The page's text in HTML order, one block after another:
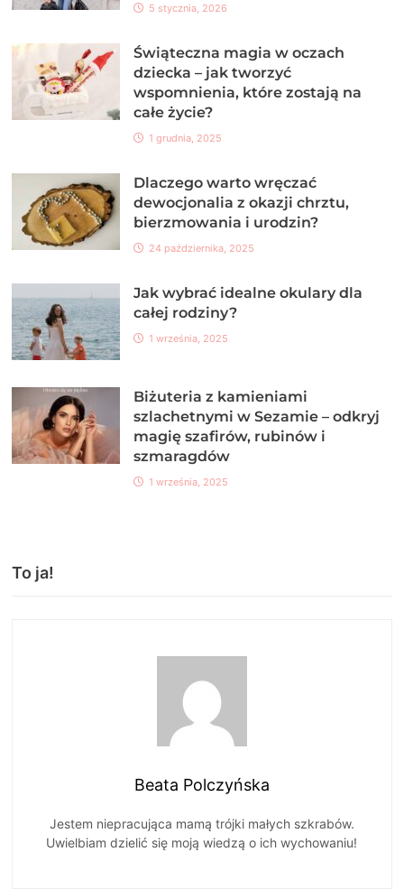
5 stycznia, 2026
Świąteczna magia w oczach
dziecka – jak tworzyć
wspomnienia, które zostają na
całe życie?
1 grudnia, 2025
Dlaczego warto wręczać
dewocjonalia z okazji chrztu,
bierzmowania i urodzin?
24 października, 2025
Jak wybrać idealne okulary dla
całej rodziny?
1 września, 2025
Biżuteria z kamieniami
szlachetnymi w Sezamie – odkryj
magię szafirów, rubinów i
szmaragdów
1 września, 2025
To ja!
Beata Polczyńska
Jestem niepracująca mamą trójki małych szkrabów.
Uwielbiam dzielić się moją wiedzą o ich wychowaniu!